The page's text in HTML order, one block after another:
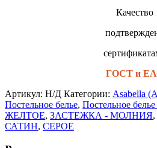
Качество
ГОСТ и
Артикул: Н/Д Категории: Asabella
Постельное белье, Постельное белье
ЖЕЛТОЕ, ЗАСТЕЖКА - МОЛНИЯ,
САТИН, СЕРОЕ